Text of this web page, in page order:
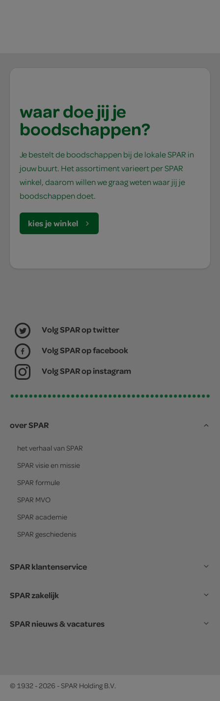
waar doe jij je
boodschappen?
Je bestelt de boodschappen bij de lokale SPAR in
jouw buurt. Het assortiment varieert per SPAR
winkel, daarom willen we graag weten waar jij je
boodschappen doet.
kies je winkel
Volg SPAR op twitter
Volg SPAR op facebook
Volg SPAR op instagram
over SPAR
het verhaal van SPAR
SPAR visie en missie
SPAR formule
SPAR MVO
SPAR academie
SPAR geschiedenis
SPAR klantenservice
SPAR zakelijk
SPAR nieuws & vacatures
© 1932 - 2026 - SPAR Holding B.V.